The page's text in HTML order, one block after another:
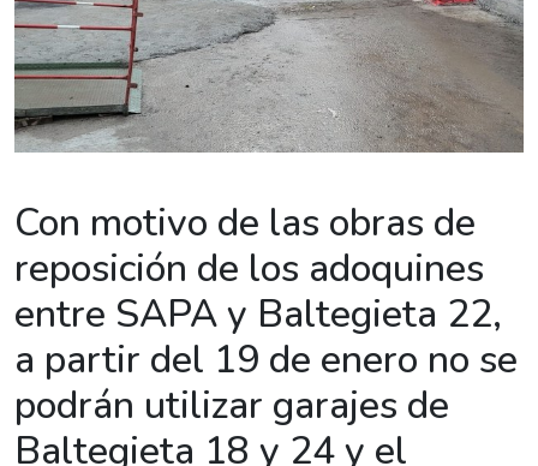
Con motivo de las obras de
reposición de los adoquines
entre SAPA y Baltegieta 22,
a partir del 19 de enero no se
podrán utilizar garajes de
Baltegieta 18 y 24 y el